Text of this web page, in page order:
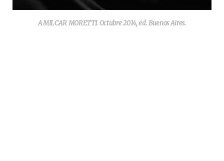
AMILCAR MORETTI. Octubre 2014, ed. Buenos Aires.